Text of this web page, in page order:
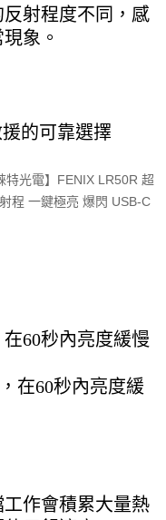
射程度不同，感
象。
的可靠選擇
60秒內亮度緩慢
在60秒內亮度緩
作會積累大量熱